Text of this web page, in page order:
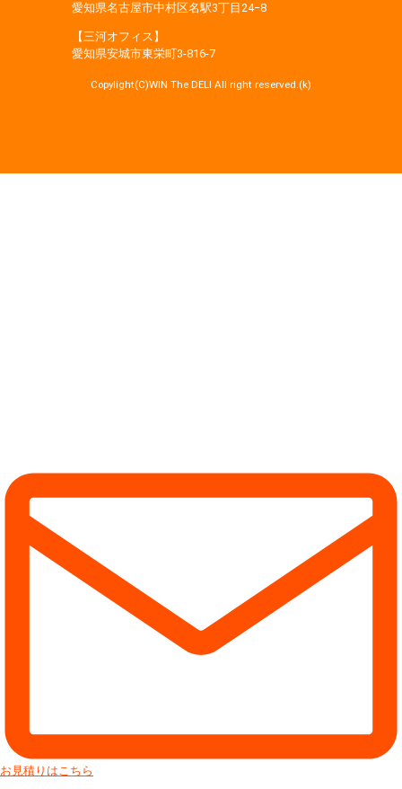
愛知県名古屋市中村区名駅3丁目24−8
【三河オフィス】
愛知県安城市東栄町3‐816‐7
Copylight(C)WIN The DELI All right reserved.(k)
お見積りはこちら